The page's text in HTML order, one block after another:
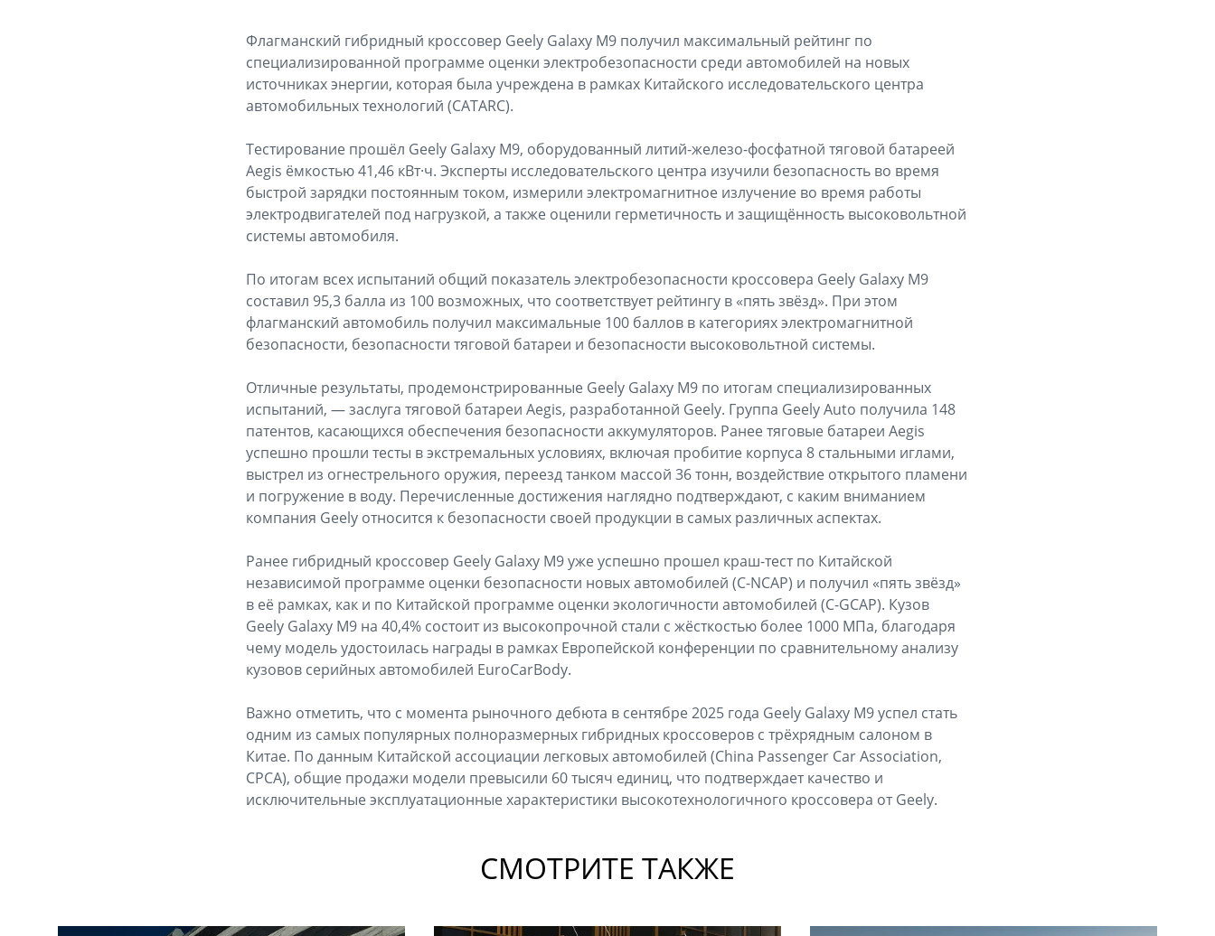
Флагманский гибридный кроссовер Geely Galaxy M9 получил максимальный рейтинг по
специализированной программе оценки электробезопасности среди автомобилей на новых
источниках энергии, которая была учреждена в рамках Китайского исследовательского центра
автомобильных технологий (CATARC).
Тестирование прошёл Geely Galaxy M9, оборудованный литий-железо-фосфатной тяговой батареей
Aegis ёмкостью 41,46 кВт·ч. Эксперты исследовательского центра изучили безопасность во время
быстрой зарядки постоянным током, измерили электромагнитное излучение во время работы
электродвигателей под нагрузкой, а также оценили герметичность и защищённость высоковольтной
системы автомобиля.
По итогам всех испытаний общий показатель электробезопасности кроссовера Geely Galaxy M9
составил 95,3 балла из 100 возможных, что соответствует рейтингу в «пять звёзд». При этом
флагманский автомобиль получил максимальные 100 баллов в категориях электромагнитной
безопасности, безопасности тяговой батареи и безопасности высоковольтной системы.
Отличные результаты, продемонстрированные Geely Galaxy M9 по итогам специализированных
испытаний, — заслуга тяговой батареи Aegis, разработанной Geely. Группа Geely Auto получила 148
патентов, касающихся обеспечения безопасности аккумуляторов. Ранее тяговые батареи Aegis
успешно прошли тесты в экстремальных условиях, включая пробитие корпуса 8 стальными иглами,
выстрел из огнестрельного оружия, переезд танком массой 36 тонн, воздействие открытого пламени
и погружение в воду. Перечисленные достижения наглядно подтверждают, с каким вниманием
компания Geely относится к безопасности своей продукции в самых различных аспектах.
Ранее гибридный кроссовер Geely Galaxy M9 уже успешно прошел краш-тест по Китайской
независимой программе оценки безопасности новых автомобилей (C-NCAP) и получил «пять звёзд»
в её рамках, как и по Китайской программе оценки экологичности автомобилей (C-GCAP). Кузов
Geely Galaxy M9 на 40,4% состоит из высокопрочной стали с жёсткостью более 1000 МПа, благодаря
чему модель удостоилась награды в рамках Европейской конференции по сравнительному анализу
кузовов серийных автомобилей EuroCarBody.
Важно отметить, что с момента рыночного дебюта в сентябре 2025 года Geely Galaxy M9 успел стать
одним из самых популярных полноразмерных гибридных кроссоверов с трёхрядным салоном в
Китае. По данным Китайской ассоциации легковых автомобилей (China Passenger Car Association,
CPCA), общие продажи модели превысили 60 тысяч единиц, что подтверждает качество и
исключительные эксплуатационные характеристики высокотехнологичного кроссовера от Geely.
СМОТРИТЕ ТАКЖЕ